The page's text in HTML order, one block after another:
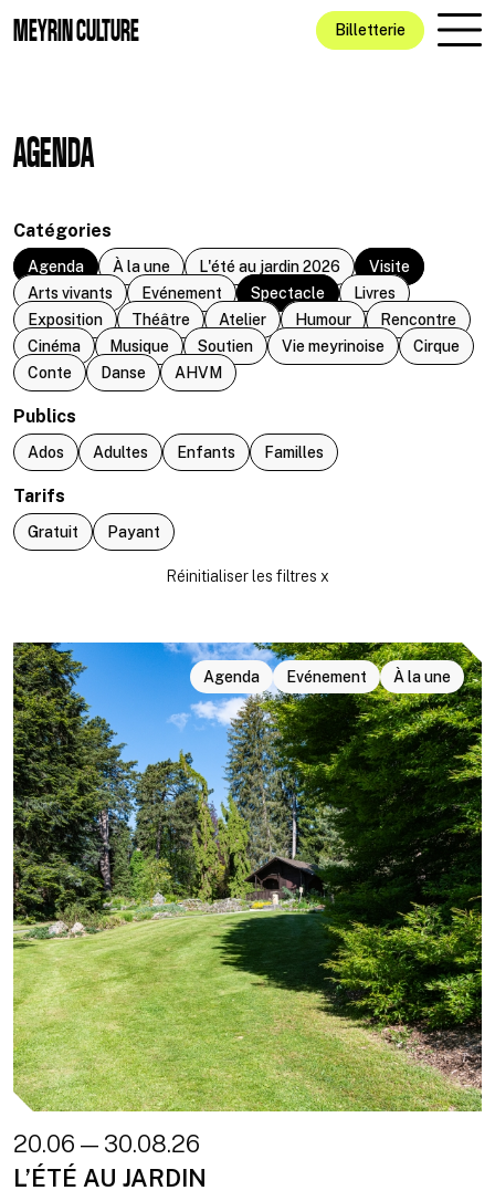
MEYRIN CULTURE Billetterie
AGENDA
Catégories
Agenda À la une L'été au jardin 2026
Visite
Arts vivants
Evénement Spectacle
Livres
Exposition
Théâtre Atelier Humour
Rencontre
Cinéma
Musique Soutien Vie meyrinoise
Cirque
Conte
Danse AHVM
Publics
Ados Adultes Enfants Familles
Tarifs
Gratuit Payant
Agenda Evénement À la une
20.06 — 30.08.26
L’ÉTÉ AU JARDIN